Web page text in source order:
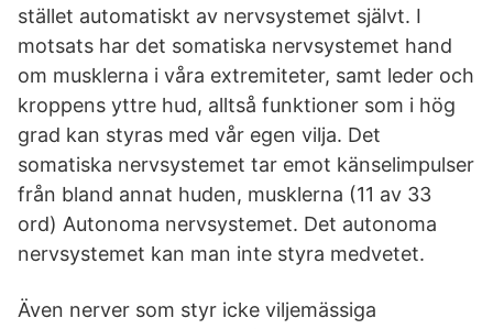
stället automatiskt av nervsystemet självt. I
motsats har det somatiska nervsystemet hand
om musklerna i våra extremiteter, samt leder och
kroppens yttre hud, alltså funktioner som i hög
grad kan styras med vår egen vilja. Det
somatiska nervsystemet tar emot känselimpulser
från bland annat huden, musklerna (11 av 33
ord) Autonoma nervsystemet. Det autonoma
nervsystemet kan man inte styra medvetet.
Även nerver som styr icke viljemässiga